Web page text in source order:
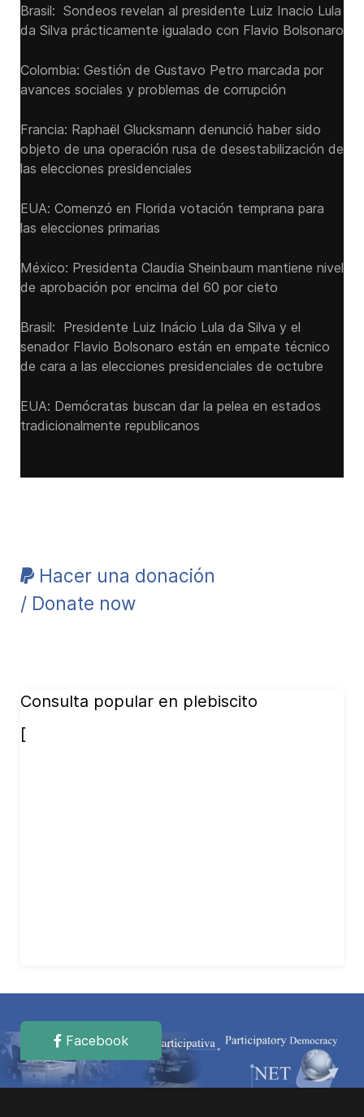
Brasil: Sondeos revelan al presidente Luiz Inacio Lula
da Silva prácticamente igualado con Flavio Bolsonaro
Colombia: Gestión de Gustavo Petro marcada por
avances sociales y problemas de corrupción
Francia: Raphaël Glucksmann denunció haber sido
objeto de una operación rusa de desestabilización de
las elecciones presidenciales
EUA: Comenzó en Florida votación temprana para
las elecciones primarias
México: Presidenta Claudia Sheinbaum mantiene nivel
de aprobación por encima del 60 por cieto
Brasil: Presidente Luiz Inácio Lula da Silva y el
senador Flavio ‌Bolsonaro están en empate técnico
de cara a las ‌elecciones presidenciales de octubre
EUA: Demócratas buscan dar la pelea en estados
tradicionalmente republicanos
Hacer una donación
/ Donate now
Consulta popular en plebiscito
[
Facebook